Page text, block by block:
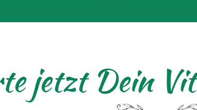
jetzt Dein